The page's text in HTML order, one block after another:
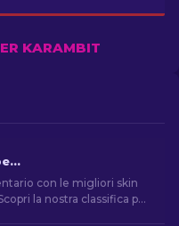
KARAMBIT
Le Migliori Skin per Karambit di CS2
con le migliori skin
la nostra classifica per